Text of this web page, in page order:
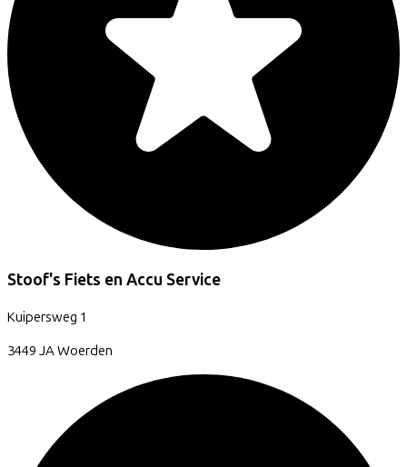
Stoof's Fiets en Accu Service
Kuipersweg 1
3449 JAWoerden